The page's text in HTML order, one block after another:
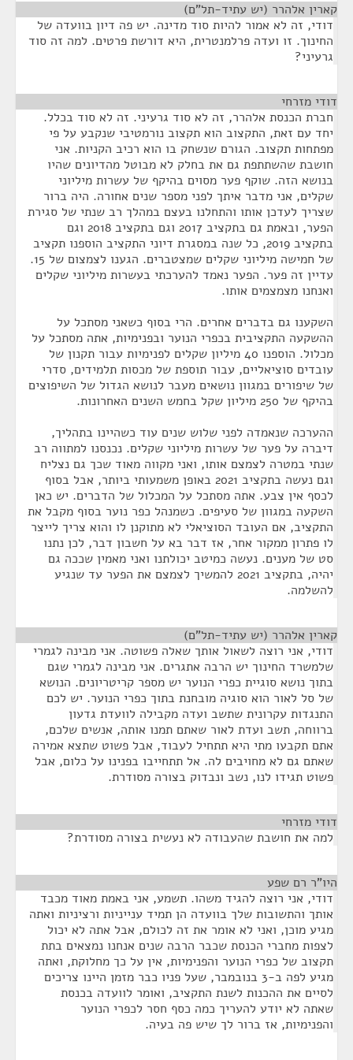
קארין אלהרר (יש עתיד-תל"ם)
דודי, זה לא אמור להיות סוד מדינה. יש פה דיון בוועדה של
החינוך. זו ועדה פרלמנטרית, היא דורשת פרטים. למה זה סוד
גרעיני?
דודי מזרחי
חברת הכנסת אלהרר, זה לא סוד גרעיני. זה לא סוד בכלל.
יחד עם זאת, התקצוב הוא תקצוב נורמטיבי שנקבע על פי
מפתחות תקצוב. הגורם שנשחק בו הוא רכיב הקניות. אני
חושבת שהשתתפת גם את בחלק לא מבוטל מהדיונים שהיו
בנושא הזה. שוקף פער מסוים בהיקף של עשרות מיליוני
שקלים, אני מדבר איתך לפני מספר שנים אחורה. היה ברור
שצריך לעדכן אותו והתחלנו בעצם במהלך רב שנתי של סגירת
הפער, ובאמת גם בתקציב 2017 וגם בתקציב 2018 וגם
בתקציב 2019, כל שנה במסגרת דיוני התקציב הוספנו תקציב
של חמישה מיליוני שקלים שמצטברים. הגענו לצמצום של 15.
עדיין זה פער. הפער נאמד להערכתי בעשרות מיליוני שקלים
ואנחנו מצמצמים אותו.
השקענו גם בדברים אחרים. הרי בסוף כשאני מסתכל על
ההשקעה התקציבית בכפרי הנוער ובפנימיות, אתה מסתכל על
מכלול. הוספנו 40 מיליון שקלים לפנימיות עבור תקנון של
עובדים סוציאליים, עבור תוספת של מכסות תלמידים, סדרי
של שיפורים במגוון נושאים מעבר לנושא הגדול של השיפוצים
בהיקף של 250 מיליון שקל בחמש השנים האחרונות.
ההערכה שנאמדה לפני שלוש שנים עוד כשהיינו בתהליך,
דיברה על פער של עשרות מיליוני שקלים. נכנסנו למתווה רב
שנתי במטרה לצמצם אותו, ואני מקווה מאוד שכך גם נצליח
וגם נעשה בתקציב 2021 באופן משמעותי ביותר, אבל בסוף
לכסף אין צבע. אתה מסתכל על המכלול של הדברים. יש כאן
השקעה במגוון של סעיפים. כשמנהל כפר נוער בסוף מקבל את
התקציב, אם העובד הסוציאלי לא מתוקנן לו והוא צריך לייצר
לו פתרון ממקור אחר, אז דבר בא על חשבון דבר, לכן נתנו
סט של מענים. נעשה כמיטב יכולתנו ואני מאמין שככה גם
יהיה, בתקציב 2021 להמשיך לצמצם את הפער עד שנגיע
להשלמה.
קארין אלהרר (יש עתיד-תל"ם)
דודי, אני רוצה לשאול אותך שאלה פשוטה. אני מבינה לגמרי
שלמשרד החינוך יש הרבה אתגרים. אני מבינה לגמרי שגם
בתוך נושא סוגיית כפרי הנוער יש מספר קריטריונים. הנושא
של סל לאור הוא סוגיה מובחנת בתוך כפרי הנוער. יש לכם
התנגדות עקרונית שתשב ועדה מקבילה לוועדת גדעון
ברווחה, תשב ועדת לאור שאתם תמנו אותה, אנשים שלכם,
אתם תקבעו מתי היא תתחיל לעבוד, אבל פשוט שתצא אמירה
שאתם גם לא מחויבים לה. אל תתחייבו בפנינו על כלום, אבל
פשוט תגידו לנו, נשב ונבדוק בצורה מסודרת.
דודי מזרחי
למה את חושבת שהעבודה לא נעשית בצורה מסודרת?
היו"ר רם שפע
דודי, אני רוצה להגיד משהו. תשמע, אני באמת מאוד מכבד
אותך והתשובות שלך בוועדה הן תמיד ענייניות ורציניות ואתה
מגיע מוכן, ואני לא אומר את זה לכולם, אבל אתה לא יכול
לצפות מחברי הכנסת שכבר הרבה שנים אנחנו נמצאים בתת
תקצוב של כפרי הנוער והפנימיות, אין על כך מחלוקת, ואתה
מגיע לפה ב-3 בנובמבר, שעל פניו כבר מזמן היינו צריכים
לסיים את ההכנות לשנת התקציב, ואומר לוועדה בכנסת
שאתה לא יודע להעריך כמה כסף חסר לכפרי הנוער
והפנימיות, אז ברור לך שיש פה בעיה.